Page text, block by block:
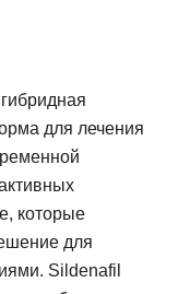
для лечения
которые
для
Sildenafil